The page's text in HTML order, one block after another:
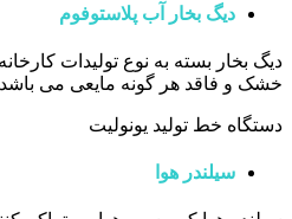
دیگ بخار آب پلاستوفوم
خشک و فاقد هر گونه مایعی می
دستگاه خط تولید یونولیت
سیلندر هوا